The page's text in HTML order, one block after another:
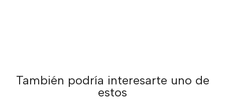
También podría interesarte uno de
estos